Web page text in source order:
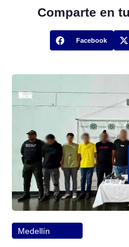
Comparte en
Facebook
Medellín